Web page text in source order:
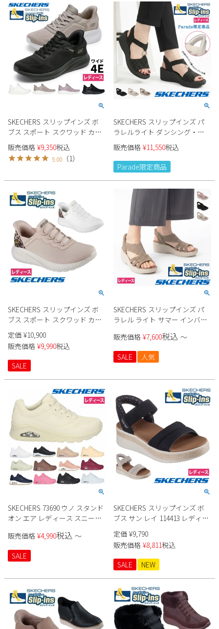
16
18 20
22
23
24 25 27 28
29
30
31
2026 年9月
日 月 火 木 金
土
1
3
5
11
12
20
21 22 24 25
26
新規会員登録
会社概要
プライバシーポリシー
特定商取引法に基づく表示
お問い合わせ
SKECHERS スリップインズ ボ
ブス スポート スクワッド カオ
ス - カレント ミューズ 117497W
レディース
販売価格 ¥9,350税込
5.00 （1）
SKECHERS スリップインズ パ
ラレルライト ダンシング・ア
ウェイ2 163366 レディース
Parade限定商品
販売価格 ¥11,550税込
Parade限定商品
SKECHERS スリップインズ ボ
ブス スポート スクワッド カオ
ス 117499 レディース
定価 ¥10,900
販売価格 ¥9,990税込
SALE
SKECHERS スリップインズ パ
ラレル ライト サマー インバイ
販売価格 ¥7,600税込 〜
SALE 人気
SKECHERS 73690 ウノ スタンド
オン エア レディース スニーカ
販売価格 ¥4,990税込 〜
SALE
SKECHERS スリップインズ ボ
ブス サン レイ 114413 レディー
ス
定価 ¥9,790
販売価格 ¥8,811税込
SALE
NEW